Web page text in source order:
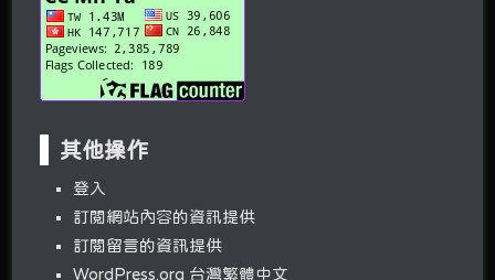
其他操作
登入
訂閱網站內容的資訊提供
訂閱留言的資訊提供
WordPress.org 台灣繁體中文